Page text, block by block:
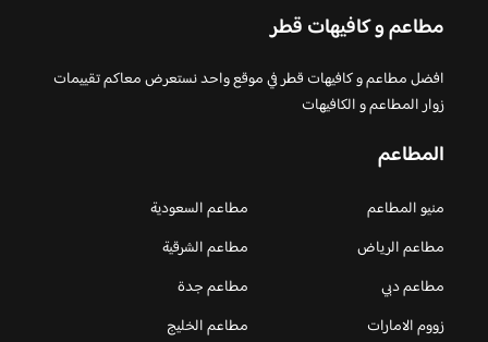
مطاعم و كافيهات قطر
افضل مطاعم و كافيهات قطر في موقع واحد نستعرض معاكم تقييمات
زوار المطاعم و الكافيهات
المطاعم
منيو المطاعم
مطاعم السعودية
مطاعم الرياض
مطاعم الشرقية
مطاعم دبي
مطاعم جدة
زووم الامارات
مطاعم الخليج